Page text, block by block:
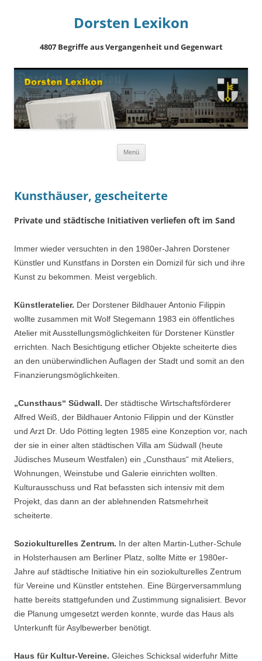
Dorsten Lexikon
4807 Begriffe aus Vergangenheit und Gegenwart
Menü
Kunsthäuser, gescheiterte
Private und städtische Initiativen verliefen oft im Sand
Immer wieder versuchten in den 1980er-Jahren Dorstener
Künstler und Kunstfans in Dorsten ein Domizil für sich und ihre
Kunst zu bekommen. Meist vergeblich.
Künstleratelier. Der Dorstener Bildhauer Antonio Filippin
wollte zusammen mit Wolf Stegemann 1983 ein öffentliches
Atelier mit Ausstellungsmöglichkeiten für Dorstener Künstler
errichten. Nach Besichtigung etlicher Objekte scheiterte dies
an den unüberwindlichen Auflagen der Stadt und somit an den
Finanzierungsmöglichkeiten.
„Cunsthaus“ Südwall. Der städtische Wirtschaftsförderer
Alfred Weiß, der Bildhauer Antonio Filippin und der Künstler
und Arzt Dr. Udo Pötting legten 1985 eine Konzeption vor, nach
der sie in einer alten städtischen Villa am Südwall (heute
Jüdisches Museum Westfalen) ein „Cunsthaus“ mit Ateliers,
Wohnungen, Weinstube und Galerie einrichten wollten.
Kulturausschuss und Rat befassten sich intensiv mit dem
Projekt, das dann an der ablehnenden Ratsmehrheit
scheiterte.
Soziokulturelles Zentrum. In der alten Martin-Luther-Schule
in Holsterhausen am Berliner Platz, sollte Mitte er 1980er-
Jahre auf städtische Initiative hin ein soziokulturelles Zentrum
für Vereine und Künstler entstehen. Eine Bürgerversammlung
hatte bereits stattgefunden und Zustimmung signalisiert. Bevor
die Planung umgesetzt werden konnte, wurde das Haus als
Unterkunft für Asylbewerber benötigt.
Haus für Kultur-Vereine. Gleiches Schicksal widerfuhr Mitte